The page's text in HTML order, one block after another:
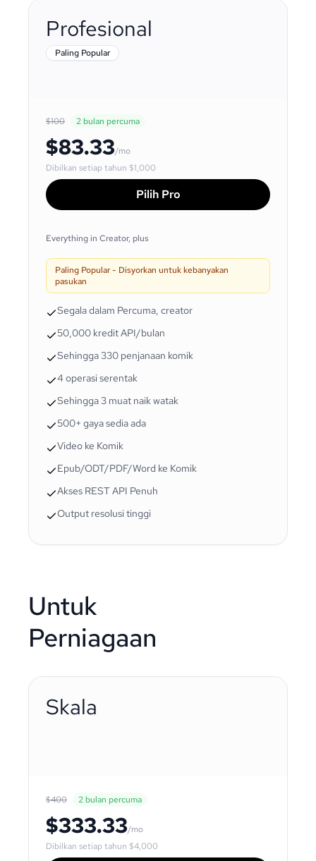
Paling Popular
Profesional
$100 2 bulan percuma
$83.33/mo
Dibilkan setiap tahun $1,000
Pilih Pro
Everything in Creator, plus
Paling Popular - Disyorkan untuk kebanyakan
pasukan
Segala dalam Percuma, creator
50,000 kredit API/bulan
Sehingga 330 penjanaan komik
4 operasi serentak
Sehingga 3 muat naik watak
500+ gaya sedia ada
Video ke Komik
Epub/ODT/PDF/Word ke Komik
Akses REST API Penuh
Output resolusi tinggi
Untuk
Perniagaan
Skala
$400 2 bulan percuma
$333.33/mo
Dibilkan setiap tahun $4,000